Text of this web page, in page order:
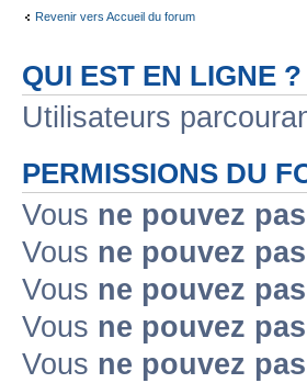
Revenir vers Accueil du forum
QUI EST EN LIGNE ?
Utilisateurs
PERMISSIONS DU
Vous ne pouvez pas
Vous ne pouvez pas
Vous ne pouvez pas
Vous ne pouvez pas
Vous ne pouvez pas